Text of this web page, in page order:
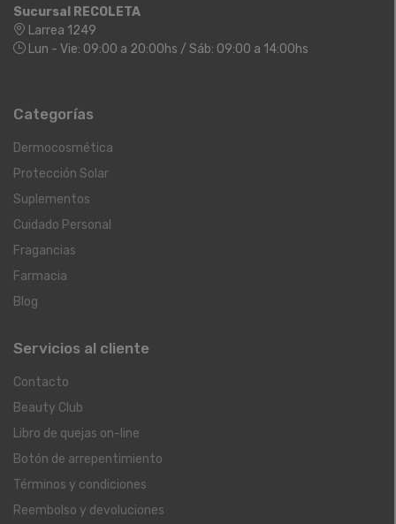
Sucursal RECOLETA
Larrea 1249
Lun - Vie: 09:00 a 20:00hs / Sáb: 09:00 a 14:00hs
Categorías
Dermocosmética
Protección Solar
Suplementos
Cuidado Personal
Fragancias
Farmacia
Blog
Servicios al cliente
Contacto
Beauty Club
Libro de quejas on-line
Botón de arrepentimiento
Términos y condiciones
Reembolso y devoluciones